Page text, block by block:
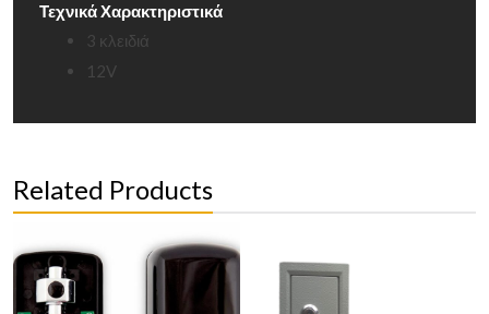
Τεχνικά Χαρακτηριστικά
3 κλειδιά
12V
Related Products